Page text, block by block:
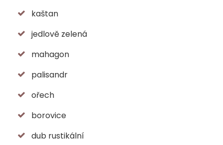
kaštan
jedlově zelená
mahagon
palisandr
ořech
borovice
dub rustikální